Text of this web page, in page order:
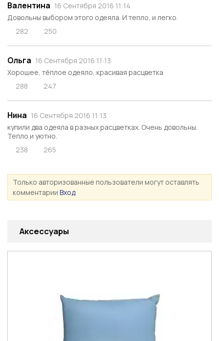
Валентина 16 Сентября 2016 11:14
Довольны выбором этого одеяла. И тепло, и легко.
282
250
Ольга 16 Сентября 2016 11:13
Хорошее, тёплое одеяло, красивая расцветка
288
247
Нина 16 Сентября 2016 11:13
купили два одеяла в разных расцветках. Очень довольны.
Тепло и уютно.
238
265
Только авторизованные пользователи могут оставлять
комментарии Вход
Аксессуары